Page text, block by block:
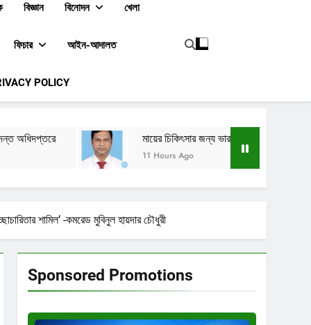
বিজ্ঞান বিনোদন খেলা
ফিচার আইন-আদালত
POLICY
মায়ের চিকিৎসার জন্য ভারতে যাচ্ছেন চট্টগ্রাম (৪) কর অঞ্চলের অতিরিক্ত
11 Hours Ago
শামিল’ -কমরেড মুবিনুল হায়দার চৌধুরী
Sponsored Promotions